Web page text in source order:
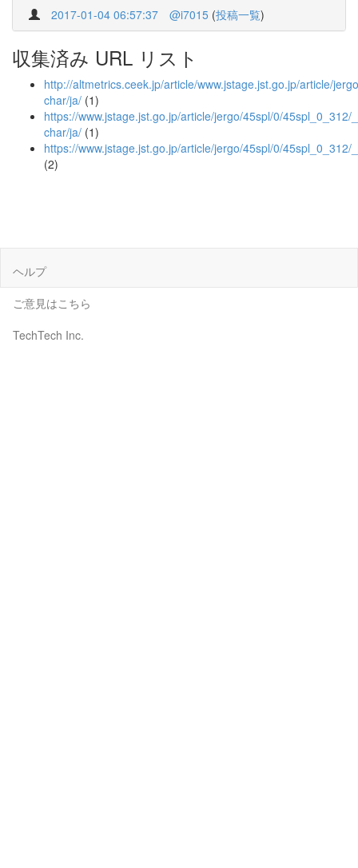
2017-01-04 06:57:37 @i7015 (投稿一覧)
収集済み URL リスト
http://altmetrics.ceek.jp/article/www.jstage.jst.go.jp/article/
char/ja/ (1)
https://www.jstage.jst.go.jp/article/jergo/45spl/0/45spl_0_312/
char/ja/ (1)
https://www.jstage.jst.go.jp/article/jergo/45spl/0/45spl_0_312/
(2)
ヘルプ
ご意見はこちら
TechTech Inc.